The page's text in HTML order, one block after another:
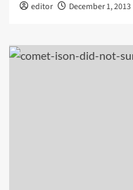
editor December 1, 2013